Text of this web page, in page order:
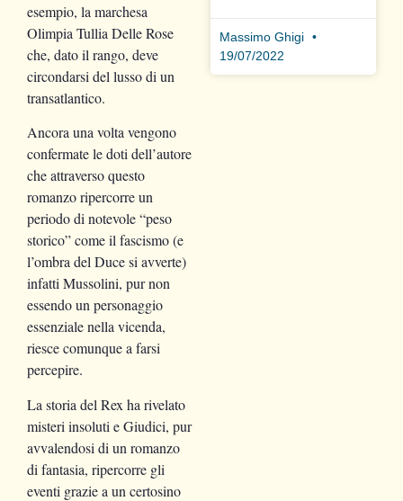
esempio, la marchesa
Olimpia Tullia Delle Rose
che, dato il rango, deve
circondarsi del lusso di un
transatlantico.
Ancora una volta vengono
confermate le doti dell’autore
che attraverso questo
romanzo ripercorre un
periodo di notevole “peso
storico” come il fascismo (e
l’ombra del Duce si avverte)
infatti Mussolini, pur non
essendo un personaggio
essenziale nella vicenda,
riesce comunque a farsi
percepire.
La storia del Rex ha rivelato
misteri insoluti e Giudici, pur
avvalendosi di un romanzo
di fantasia, ripercorre gli
eventi grazie a un certosino
Massimo Ghigi
19/07/2022